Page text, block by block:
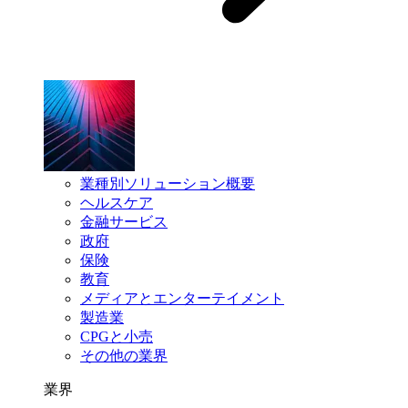
業種別ソリューション概要
ヘルスケア
金融サービス
政府
保険
教育
メディアとエンターテイメント
製造業
CPGと小売
その他の業界
業界